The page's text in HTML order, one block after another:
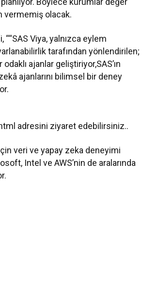
vermemiş olacak.
Viya, yalnızca eylem
tarafından yönlendirilen;
ajanlar geliştiriyor,SAS’ın
ajanlarını bilimsel bir deney
adresini ziyaret edebilirsiniz..
veri ve yapay zeka deneyimi
Intel ve AWS’nin de aralarında